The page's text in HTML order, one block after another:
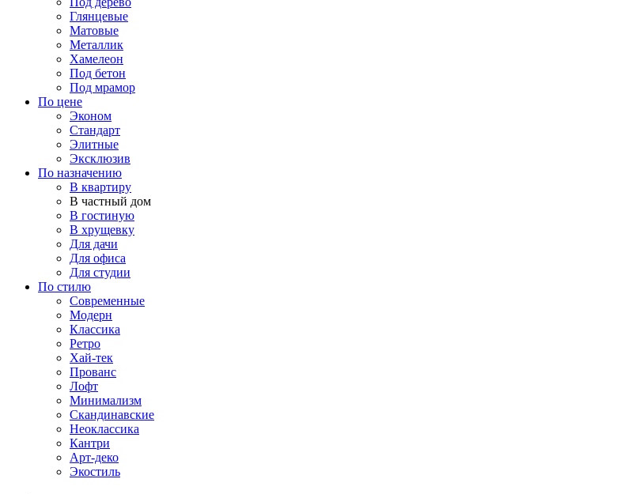
Глянцевые
Матовые
Металлик
Хамелеон
Под бетон
Под мрамор
По цене
Эконом
Стандарт
Элитные
Эксклюзив
По назначению
В квартиру
В частный дом
В гостиную
В хрущевку
Для дачи
Для офиса
Для студии
По стилю
Современные
Модерн
Классика
Ретро
Хай-тек
Прованс
Лофт
Минимализм
Скандинавские
Неоклассика
Кантри
Арт-деко
Экостиль